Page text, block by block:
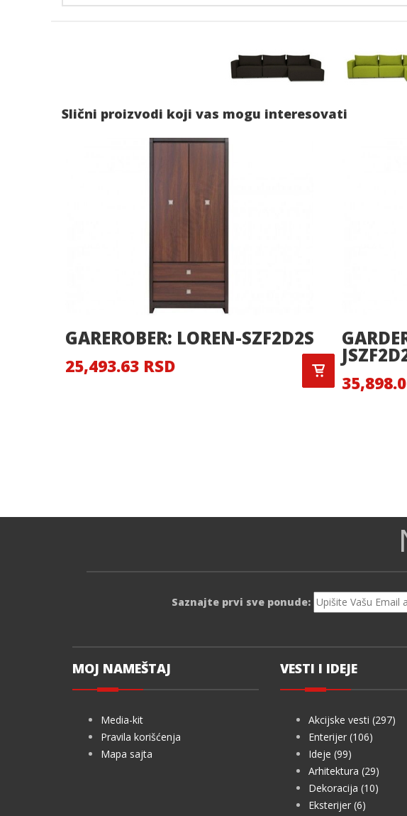
Slični proizvodi koji vas mogu interesovati
GAREROBER: LOREN-SZF2D2S
25,493.63 RSD
Saznajte prvi sve ponude:
MOJ NAMEŠTAJ
Media-kit
Pravila korišćenja
Mapa sajta
VESTI I IDEJE
Akcijske vesti (297)
Enterijer (106)
Ideje (99)
Arhitektura (29)
Dekoracija (10)
Eksterijer (6)